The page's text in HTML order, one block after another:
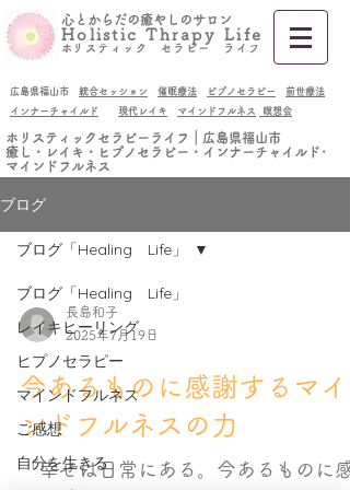
​心とからだの癒やしのサロン
Holistic Thrapy Life
​ ホリスティック セラピー ライフ
広島県福山市 統合セッション 催眠療法 ピプノセラピー
前世療法
インナーチャイルド
現代レイキ マインドフルネス 瞑想会
ホリスティックセラピーライフ｜広島県福山市
癒し・レイキ・ヒプノセラピー・インナーチャイルド･
マインドフルネス
ブログ
ブログ「Healing Life」
レイキヒーリング
ヒプノセラピー
マインドフルネス
ご感想
自分を生きる
ブログ「Healing Life」
長島和子
2025年7月19日
今あるものに感謝するマイ
ンドフルネスの力
「幸せは日常にある。今あるものに感